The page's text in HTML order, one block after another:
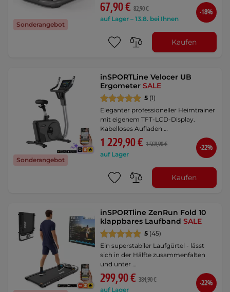
Sonderangebot
67,90 € 82,90 €
auf Lager – 13.8. bei Ihnen
-18%
Kaufen
Sonderangebot
inSPORTLine Velocer UB
ErgometerSALE
5 (1)
Eleganter professioneller Heimtrainer
mit eigenem TFT-LCD-Display.
Kabelloses Aufladen …
1 229,90 € 1 569,90 €
auf Lager
-22%
Kaufen
inSPORTline ZenRun Fold 10
klappbares LaufbandSALE
5 (45)
Ein superstabiler Laufgürtel - lässt
sich in der Hälfte zusammenfalten
und unter …
299,90 € 384,90 €
auf Lager
-22%